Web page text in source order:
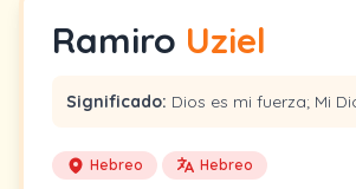
Ramiro Uziel
Significado: Dios es mi fuerza; Mi
Hebreo Hebreo